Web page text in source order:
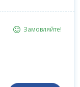
Замовляйте!